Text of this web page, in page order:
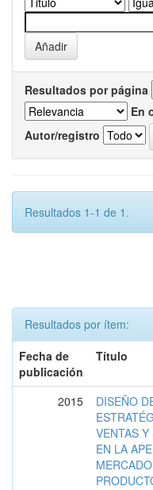
Resultados por página
En
Autor/registro
Resultados 1-1 de 1.
Resultados por ítem:
Fecha de
publicación
Título
2015
DISEÑO
VENTAS
EN LA